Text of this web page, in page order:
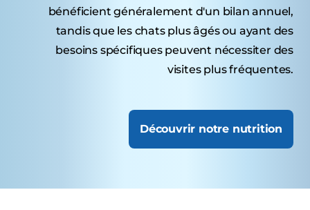
bénéficient généralement d'un bilan annuel,
tandis que les chats plus âgés ou ayant des
besoins spécifiques peuvent nécessiter des
visites plus fréquentes.
Découvrir notre nutrition